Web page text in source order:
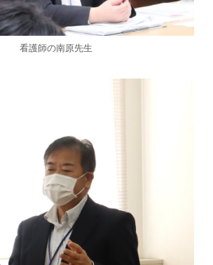
看護師の南原先生